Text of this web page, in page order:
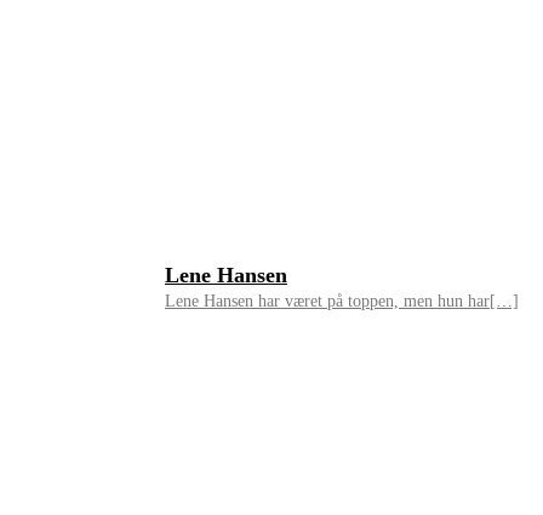
Lene Hansen
Lene Hansen har været på toppen, men hun har[…]